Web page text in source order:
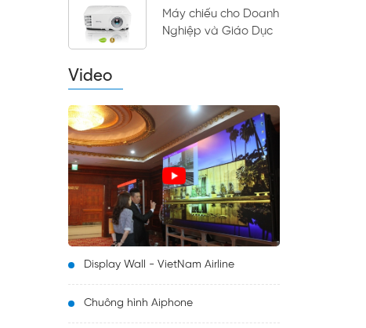
Máy chiếu cho Doanh
Nghiệp và Giáo Dục
Video
Display Wall - VietNam Airline
Chuông hình Aiphone